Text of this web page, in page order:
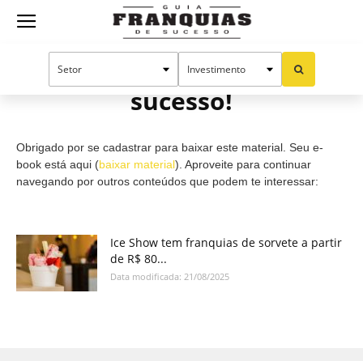
Guia
Cadastro efetuado com
sucesso!
Obrigado por se cadastrar para baixar este material. Seu e-
book está aqui (baixar material). Aproveite para continuar
navegando por outros conteúdos que podem te interessar:
Ice Show tem franquias de sorvete a partir
de R$ 80...
Data modificada: 21/08/2025